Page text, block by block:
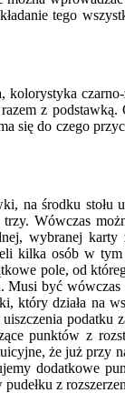
tego
z
się do czego
na środku stołu
Wówczas
wybranej
kilka osób w
pole, od
Musi być
działa na
podatku
punktów z
że już przy
dodatkowe
z